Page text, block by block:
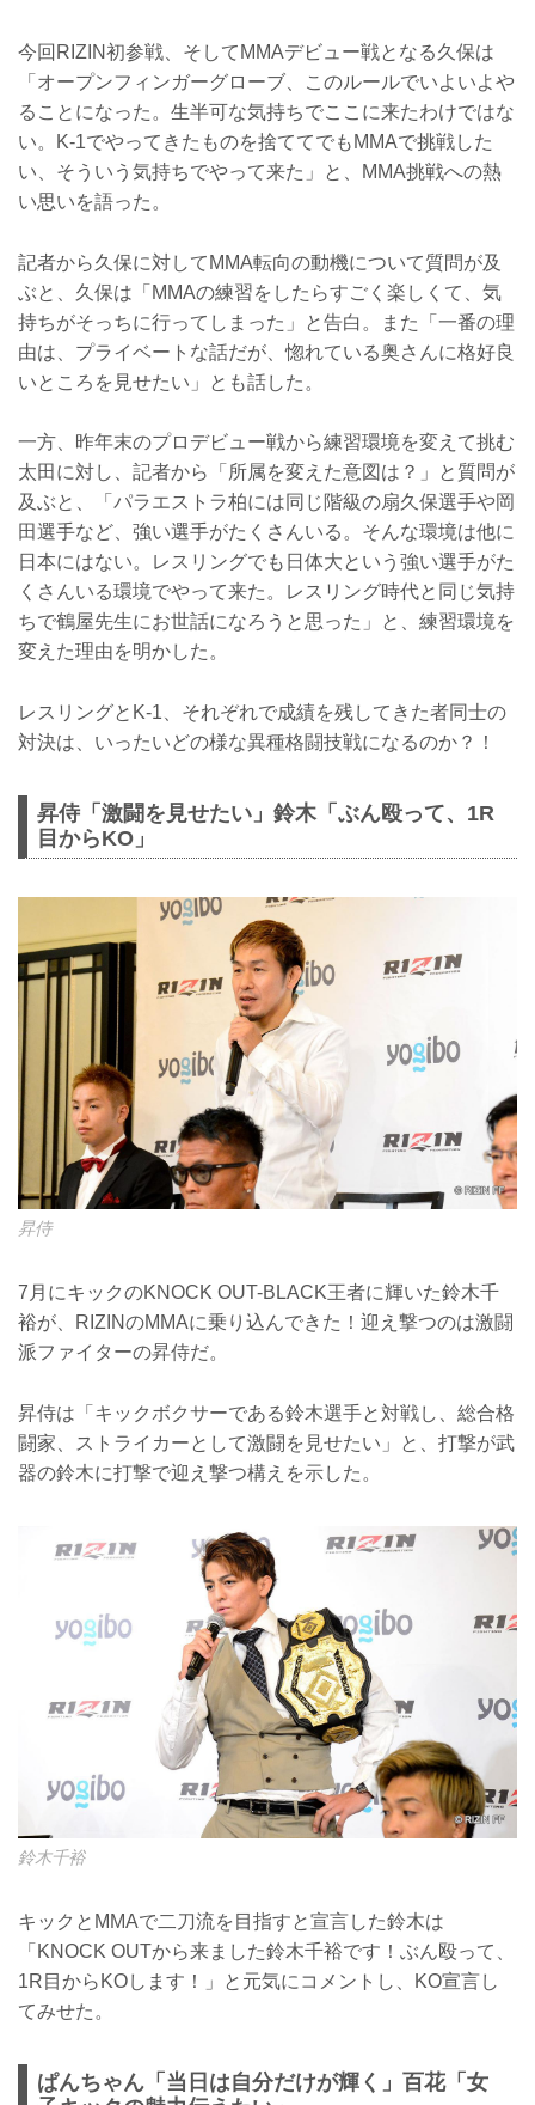
今回RIZIN初参戦、そしてMMAデビュー戦となる久保は
「オープンフィンガーグローブ、このルールでいよいよや
ることになった。生半可な気持ちでここに来たわけではな
い。K-1でやってきたものを捨ててでもMMAで挑戦した
い、そういう気持ちでやって来た」と、MMA挑戦への熱
い思いを語った。
記者から久保に対してMMA転向の動機について質問が及
ぶと、久保は「MMAの練習をしたらすごく楽しくて、気
持ちがそっちに行ってしまった」と告白。また「一番の理
由は、プライベートな話だが、惚れている奥さんに格好良
いところを見せたい」とも話した。
一方、昨年末のプロデビュー戦から練習環境を変えて挑む
太田に対し、記者から「所属を変えた意図は？」と質問が
及ぶと、「パラエストラ柏には同じ階級の扇久保選手や岡
田選手など、強い選手がたくさんいる。そんな環境は他に
日本にはない。レスリングでも日体大という強い選手がた
くさんいる環境でやって来た。レスリング時代と同じ気持
ちで鶴屋先生にお世話になろうと思った」と、練習環境を
変えた理由を明かした。
レスリングとK-1、それぞれで成績を残してきた者同士の
対決は、いったいどの様な異種格闘技戦になるのか？！
昇侍「激闘を見せたい」鈴木「ぶん殴って、1R
目からKO」
昇侍
7月にキックのKNOCK OUT-BLACK王者に輝いた鈴木千
裕が、RIZINのMMAに乗り込んできた！迎え撃つのは激闘
派ファイターの昇侍だ。
昇侍は「キックボクサーである鈴木選手と対戦し、総合格
闘家、ストライカーとして激闘を見せたい」と、打撃が武
器の鈴木に打撃で迎え撃つ構えを示した。
鈴木千裕
キックとMMAで二刀流を目指すと宣言した鈴木は
「KNOCK OUTから来ました鈴木千裕です！ぶん殴って、
1R目からKOします！」と元気にコメントし、KO宣言し
てみせた。
ぱんちゃん「当日は自分だけが輝く」百花「女